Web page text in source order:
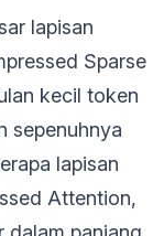
lapisan
Sparse
kecil token
sepenuhnya
lapisan
Attention,